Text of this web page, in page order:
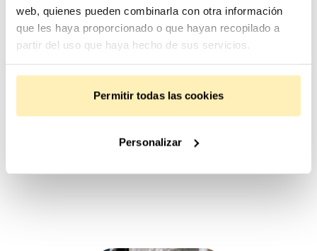
web, quienes pueden combinarla con otra información
que les haya proporcionado o que hayan recopilado a
partir del uso que haya hecho de sus servicios.
Permitir todas las cookies
Personalizar
«Fundeen me aportó la confianza y el
valor que un inversor necesita, en los
buenos y en los malos momentos»
Pablo Gámez, coinversor